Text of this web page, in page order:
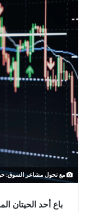
مع تحول مشاعر السوق: حوت